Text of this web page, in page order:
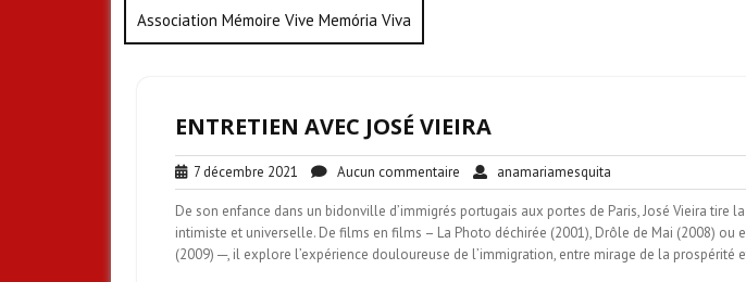
Association Mémoire Vive Memória Viva
ENTRETIEN AVEC JOSÉ VIEIRA
7 décembre 2021
décembre
2021
Aucun commentaire Aucun
commentaire
anamariamesquita
De son enfance dans un bidonville d’immigrés portugais aux portes de Paris, José Vieira tire
intimiste et universelle. De films en films – La Photo déchirée (2001), Drôle de Mai (2008) ou
(2009) ─, il explore l’expérience douloureuse de l’immigration, entre mirage de la prospérité